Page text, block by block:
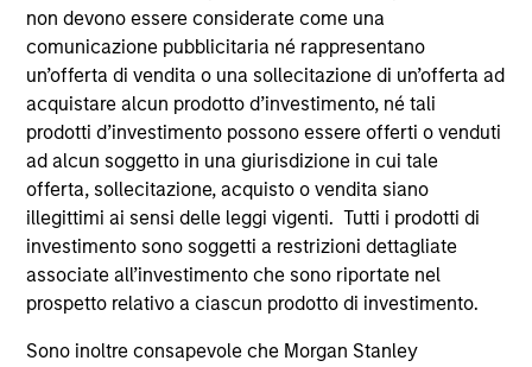
non devono essere considerate come una
comunicazione pubblicitaria né rappresentano
un’offerta di vendita o una sollecitazione di un’offerta ad
acquistare alcun prodotto d’investimento, né tali
prodotti d’investimento possono essere offerti o venduti
ad alcun soggetto in una giurisdizione in cui tale
offerta, sollecitazione, acquisto o vendita siano
illegittimi ai sensi delle leggi vigenti. Tutti i prodotti di
investimento sono soggetti a restrizioni dettagliate
associate all’investimento che sono riportate nel
prospetto relativo a ciascun prodotto di investimento.
Sono inoltre consapevole che Morgan Stanley
ARTICOLO
Real Estate Midyear Outlook:
Constructive Amid Fluid Backdrop
The current macroenvironment remains
resilient despite elevated volatility and
energy prices keep central banks hawkish, real